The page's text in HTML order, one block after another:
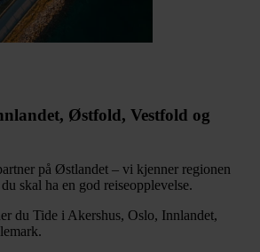
Østfold, Vestfold og
på Østlandet – vi kjenner regionen
skal ha en god reiseopplevelse.
du Tide i Akershus, Oslo, Innlandet,